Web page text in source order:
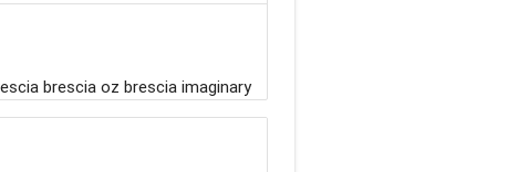
brescia oz brescia imaginary